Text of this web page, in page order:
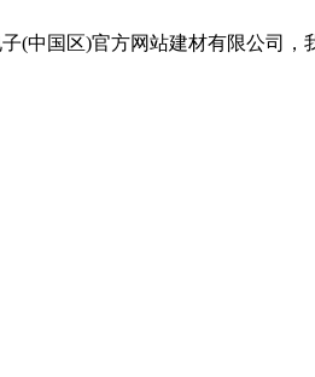
(中国区)官方网站建材有限公司